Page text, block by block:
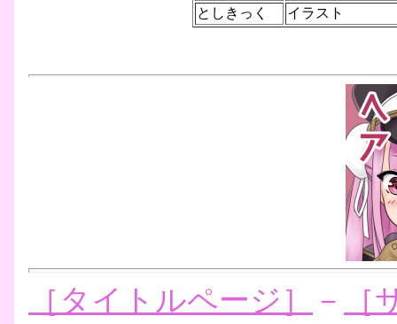
としきっく
イラスト
［タイトルページ］ －
［